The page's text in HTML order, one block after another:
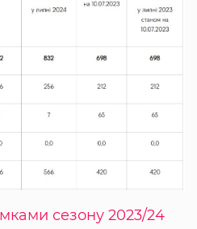
сезону 2023/24